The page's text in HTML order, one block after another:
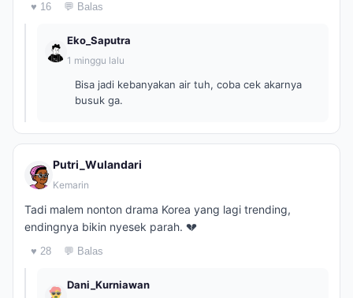
♥ 16 💬 Balas
Eko_Saputra
1 minggu lalu
Bisa jadi kebanyakan air tuh, coba cek akarnya
busuk ga.
Putri_Wulandari
Kemarin
Tadi malem nonton drama Korea yang lagi trending,
endingnya bikin nyesek parah. 💔
♥ 28 💬 Balas
Dani_Kurniawan